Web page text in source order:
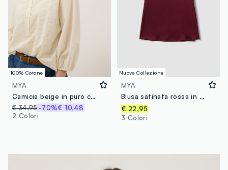
100% Cotone
MYA
Camicia beige in puro cotone con ricamo
€ 34,95-70%€ 10,48
2 Colori
Nuova Collezione
MYA
Blusa satinata rossa in tessuto elasticizzato con scollo a V regular fit
€ 22,95
3 Colori